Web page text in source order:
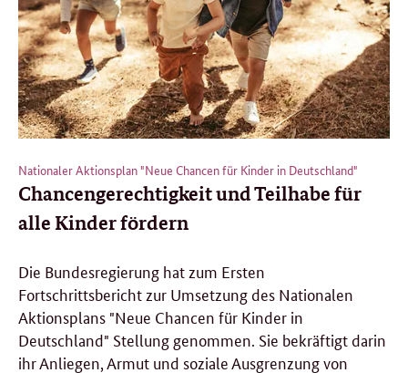
Nationaler Aktionsplan "Neue Chancen für Kinder in Deutschland"
Chancengerechtigkeit und Teilhabe für
alle Kinder fördern
Die Bundesregierung hat zum Ersten
Fortschrittsbericht zur Umsetzung des Nationalen
Aktionsplans "Neue Chancen für Kinder in
Deutschland" Stellung genommen. Sie bekräftigt darin
ihr Anliegen, Armut und soziale Ausgrenzung von